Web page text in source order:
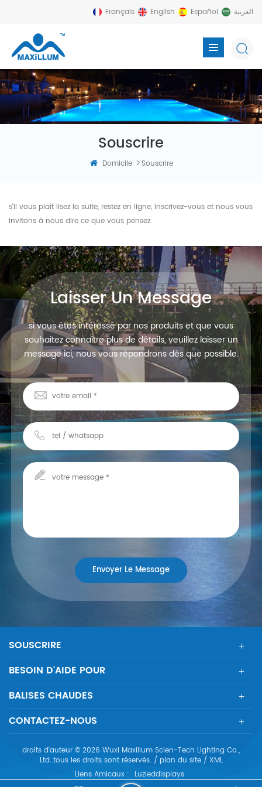
Français English Español العربية
Souscrire
Domicile >Souscrire
s'il vous plaît lisez la suite, restez en ligne, inscrivez-vous et nous vous
invitons à nous dire ce que vous pensez.
Laisser Un Message
si vous êtes intéressé par nos produits et que vous
souhaitez connaître plus de détails, veuillez laisser un
message ici, nous vous répondrons dès que possible.
SOUSCRIRE
BESOIN D'AIDE POUR
BALISES CHAUDES
CONTACTEZ-NOUS
droits d'auteur © 2026 Wuxi Maxillum Scien-Tech Lighting Co.,
Ltd..tous les droits sont réservés. / plan du site/ XML
Liens Amicaux : Luzleddisplays